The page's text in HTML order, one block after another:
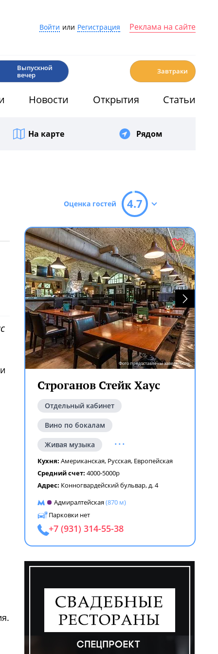
Войти или Регистрация Реклама на сайте
Выпускной
вечер
Завтраки
Новости Открытия Статьи
На карте Рядом
Оценка гостей 4.7
Фото предоставлены заведением
Строганов Стейк Хаус
Отдельный кабинет
Вино по бокалам
Живая музыка ...
Кухня: Американская, Русская, Европейская
Средний счет: 4000-5000р
Адрес: Конногвардейский бульвар, д. 4
Адмиралтейская(870 м)
Парковки нет
+7 (931) 314-55-38